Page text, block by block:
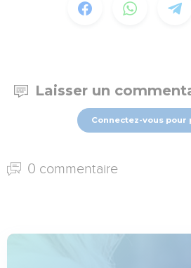
Laisser un
Connectez-vous
0 commentaire